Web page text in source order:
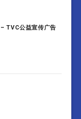
– TVC公益宣传广告